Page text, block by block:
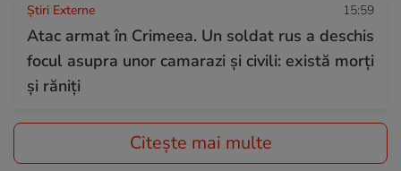
Știri Externe 15:59
Atac armat în Crimeea. Un soldat rus a deschis
focul asupra unor camarazi și civili: există morți
și răniți
Citește mai multe